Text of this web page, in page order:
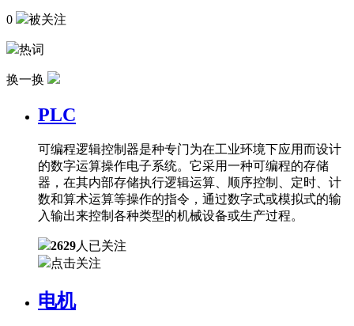
0 被关注
热词
换一换
PLC
可编程逻辑控制器是种专门为在工业环境下应用而设计
的数字运算操作电子系统。它采用一种可编程的存储
器，在其内部存储执行逻辑运算、顺序控制、定时、计
数和算术运算等操作的指令，通过数字式或模拟式的输
入输出来控制各种类型的机械设备或生产过程。
2629人已关注
点击关注
电机